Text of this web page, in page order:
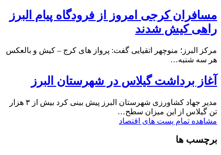
مسافران کرجی امروز از فرودگاه پیام البرز
راهی کیش شدند
مرکز البرز؛ منوچهر اتقیایی گفت: پرواز های کرج – کیش و بالعکس
هر سه شنبه…
آغاز برداشت گیلاس در شهرستان البرز
مدیر جهاد کشاورزی شهرستان البرز پیش بینی کرد بیش از ۳ هزار
تن گیلاس از این میزان سطح…
مشاهده تمام پست های اقتصاد
برچسب ها